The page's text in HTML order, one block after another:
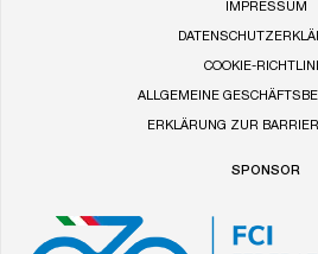
IMPRESSUM
COOKIE-
ALLGEMEINE
ERKLÄRUNG ZUR
SPONSOR